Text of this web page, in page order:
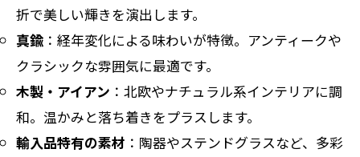
折で美しい輝きを演出します。
真鍮 ：経年変化による味わいが特徴。アンティークや
クラシックな雰囲気に最適です。
木製・アイアン ：北欧やナチュラル系インテリアに調
和。温かみと落ち着きをプラスします。
輸入品特有の素材 ：陶器やステンドグラスなど、多彩